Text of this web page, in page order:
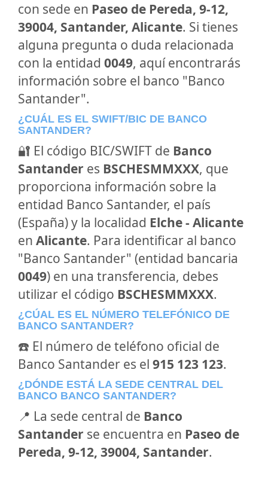
con sede en Paseo de Pereda, 9-12,
39004, Santander, Alicante. Si tienes
alguna pregunta o duda relacionada
con la entidad 0049, aquí encontrarás
información sobre el banco "Banco
Santander".
¿CUÁL ES EL SWIFT/BIC DE BANCO
SANTANDER?
🔐 El código BIC/SWIFT de Banco
Santander es BSCHESMMXXX, que
proporciona información sobre la
entidad Banco Santander, el país
(España) y la localidad Elche - Alicante
en Alicante. Para identificar al banco
"Banco Santander" (entidad bancaria
0049) en una transferencia, debes
utilizar el código BSCHESMMXXX.
¿CÚAL ES EL NÚMERO TELEFÓNICO DE
BANCO SANTANDER?
☎️ El número de teléfono oficial de
Banco Santander es el 915 123 123.
¿DÓNDE ESTÁ LA SEDE CENTRAL DEL
BANCO BANCO SANTANDER?
📍 La sede central de Banco
Santander se encuentra en Paseo de
Pereda, 9-12, 39004, Santander.